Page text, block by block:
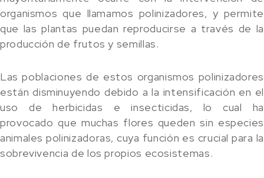
organismos que llamamos polinizadores, y permite
que las plantas puedan reproducirse a través de la
producción de frutos y semillas.
Las poblaciones de estos organismos polinizadores
están disminuyendo debido a la intensificación en el
uso de herbicidas e insecticidas, lo cual ha
provocado que muchas flores queden sin especies
animales polinizadoras, cuya función es crucial para la
sobrevivencia de los propios ecosistemas.